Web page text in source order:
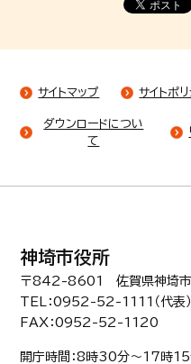
サイトマップ サイトポ
ダウンロードについ
て
神埼市役所
〒842-8601 佐賀県神埼市
TEL：0952-52-1111（代表
FAX：0952-52-1120
開庁時間：8時30分〜17時15分